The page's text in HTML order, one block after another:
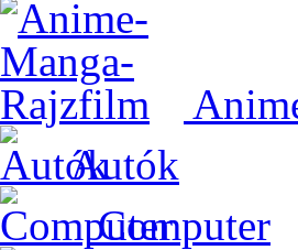
Autók
Computer